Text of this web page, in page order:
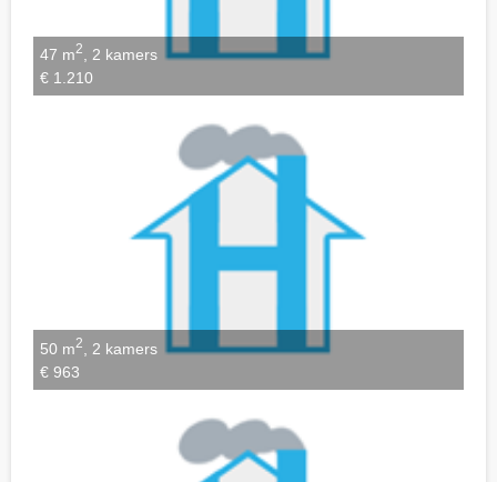
47 m2, 2 kamers
€ 1.210
50 m2
, 2 kamers
€ 963